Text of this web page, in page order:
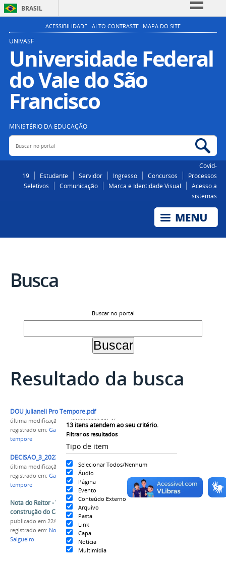
BRASIL
Simplifique!
Participe
Acesso à informação
Legislação
ACESSIBILIDADE ALTO CONTRASTE MAPA DO SITE
UNIVASF
Universidade Federal
do Vale do São
Francisco
MINISTÉRIO DA EDUCAÇÃO
Buscar no portal
Covid-
19
Estudante Servidor Ingresso Concursos
Processos
Seletivos
Comunicação Marca e Identidade Visual
Acesso a
sistemas
Busca
Buscar no portal
Resultado da busca
13 itens atendem ao seu critério.
Filtrar os resultados
Tipo de item
Selecionar Todos/Nenhum
Áudio
Página
Evento
Conteúdo Externo
Arquivo
Pasta
Link
Capa
Notícia
Multimídia
DOU Julianeli Pro Tempore.pdf
última modificação
em 02/02/2023 11h45
registrado em: Gabinete ,Reitoria,Gestão pro
tempore
DECISAO_3_2023_CONUNI1963008623599175671.pdf
última modificação
em 02/02/2023 11h39
registrado em: Gabinete Reitoria
tempore
Nota do Reitor - Viabilização de terreno para a
construção do Campus sede de Salgueiro
publicado em 22/09/2021
registrado em: Nota Reitoria
Salgueiro